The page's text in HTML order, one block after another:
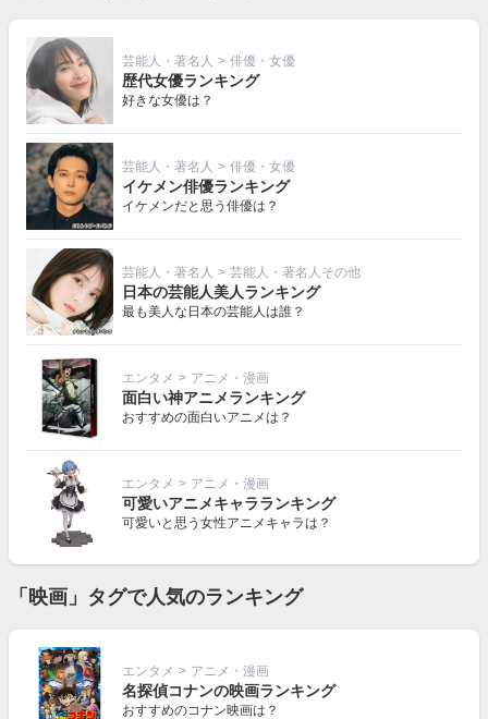
芸能人・著名人 > 俳優・女優
歴代女優ランキング
好きな女優は？
芸能人・著名人 > 俳優・女優
イケメン俳優ランキング
イケメンだと思う俳優は？
芸能人・著名人 > 芸能人・著名人その他
日本の芸能人美人ランキング
最も美人な日本の芸能人は誰？
エンタメ > アニメ・漫画
面白い神アニメランキング
おすすめの面白いアニメは？
エンタメ > アニメ・漫画
可愛いアニメキャラランキング
可愛いと思う女性アニメキャラは？
「映画」タグで人気のランキング
エンタメ > アニメ・漫画
名探偵コナンの映画ランキング
おすすめのコナン映画は？